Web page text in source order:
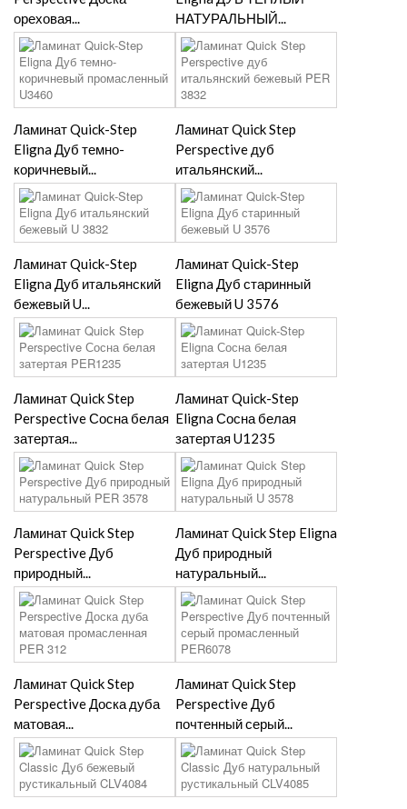
ореховая...
НАТУРАЛЬНЫЙ...
Ламинат Quick-Step
Eligna Дуб темно-
коричневый...
Ламинат Quick Step
Perspective дуб
итальянский...
Ламинат Quick-Step
Eligna Дуб итальянский
бежевый U...
Ламинат Quick-Step
Eligna Дуб старинный
бежевый U 3576
Ламинат Quick Step
Perspective Сосна белая
затертая...
Ламинат Quick-Step
Eligna Сосна белая
затертая U1235
Ламинат Quick Step
Perspective Дуб
природный...
Ламинат Quick Step Eligna
Дуб природный
натуральный...
Ламинат Quick Step
Perspective Доска дуба
матовая...
Ламинат Quick Step
Perspective Дуб
почтенный серый...